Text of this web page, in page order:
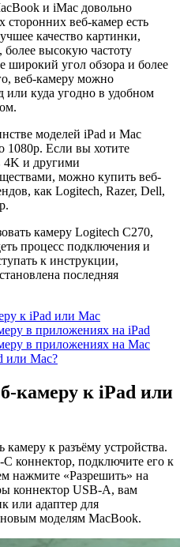
и iMac довольно
сторонних веб-камер есть
качество картинки,
высокую частоту
широкий угол обзора и более
веб-камеру можно
или куда угодно в удобном
моделей iPad и Mac
1080p. Если вы хотите
4K и другими
можно купить веб-
как Logitech, Razer, Dell,
камеру Logitech C270,
процесс подключения и
к инструкции,
последняя
к iPad или Mac
в приложениях на iPad
в приложениях на Mac
или Mac?
камеру к iPad или
к разъёму устройства.
коннектор, подключите его к
нажмите «Разрешить» на
коннектор USB-A, вам
или адаптер для
моделям MacBook.